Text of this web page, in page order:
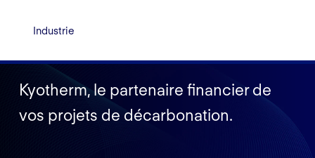
Industrie
Kyotherm, le partenaire financier de
vos projets de décarbonation.